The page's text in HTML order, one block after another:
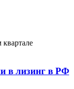
в лизинг в РФ